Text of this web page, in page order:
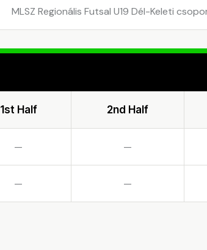
MLSZ Regionális Futsal U19 Dél-Keleti
1st Half 2nd Half
— —
— —